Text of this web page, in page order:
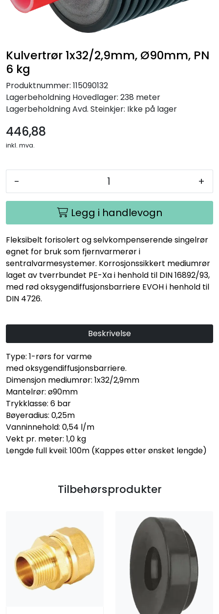
Kulvertrør 1x32/2,9mm, Ø90mm, PN
6 kg
Produktnummer: 115090132
Lagerbeholdning Hovedlager: 238 meter
LagerbeholdningAvd. Steinkjer: Ikke på lager
446,88
inkl. mva.
- +
Legg i handlevogn
Fleksibelt forisolert og selvkompenserende singelrør
egnet for bruk som fjernvarmerør i
sentralvarmesystemer. Korrosjonssikkert mediumrør
laget av tverrbundet PE-Xa i henhold til DIN 16892/93,
med rød oksygendiffusjonsbarriere EVOH i henhold til
DIN 4726.
Beskrivelse
Type: 1-rørs for varme
med oksygendiffusjonsbarriere.
Dimensjon mediumrør: 1x32/2,9mm
Mantelrør: ø90mm
Trykklasse: 6 bar
Bøyeradius: 0,25m
Vanninnehold: 0,54 l/m
Vekt pr. meter: 1,0 kg
Lengde full kveil: 100m (Kappes etter ønsket lengde)
Tilbehørsprodukter